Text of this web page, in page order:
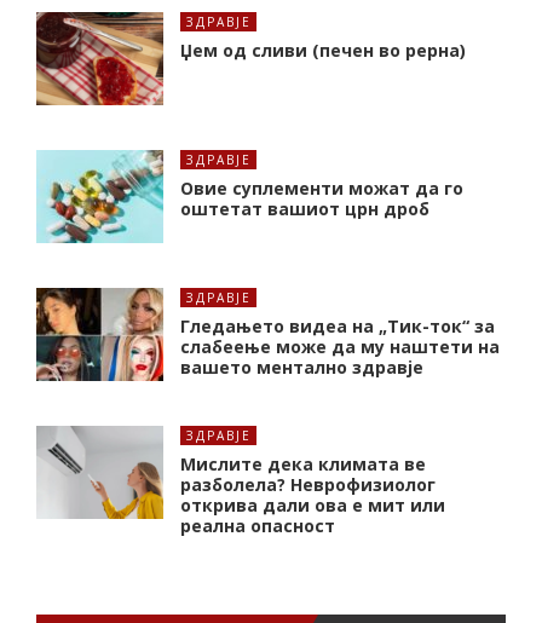
ЗДРАВЈЕ
Џем од сливи (печен во рерна)
ЗДРАВЈЕ
Oвие суплементи можат да го
оштетат вашиот црн дроб
ЗДРАВЈЕ
Гледањето видеа на „Тик-ток“ за
слабеење може да му наштети на
вашето ментално здравје
ЗДРАВЈЕ
Мислите дека климата ве
разболела? Неврофизиолог
открива дали ова е мит или
реална опасност